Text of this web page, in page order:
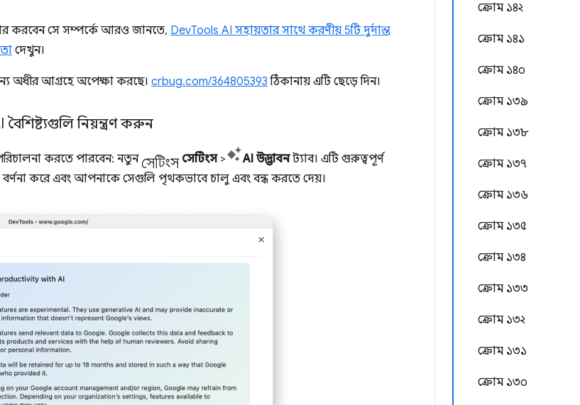
ক্রোম ১৪২
ক্রোম ১৪১
ক্রোম ১৪০
ক্রোম ১৩৯
ক্রোম ১৩৮
ক্রোম ১৩৭
ক্রোম ১৩৬
ক্রোম ১৩৫
ক্রোম ১৩৪
ক্রোম ১৩৩
ক্রোম ১৩২
ক্রোম ১৩১
ক্রোম ১৩০
করবেন সে সম্পর্কে আরও জানতে, DevTools AI সহায়তার সাথে করণীয় 5টি দুর্দান্ত
দেখুন।
অধীর আগ্রহে অপেক্ষা করছে। crbug.com/364805393 ঠিকানায় এটি ছেড়ে দিন।
নিয়ন্ত্রণ করুন
করতে পারবেন: নতুন সেটিংস সেটিংস> AI উদ্ভাবনট্যাব। এটি গুরুত্বপূর্ণ
বর্ণনা করে এবং আপনাকে সেগুলি পৃথকভাবে চালু এবং বন্ধ করতে দেয়।